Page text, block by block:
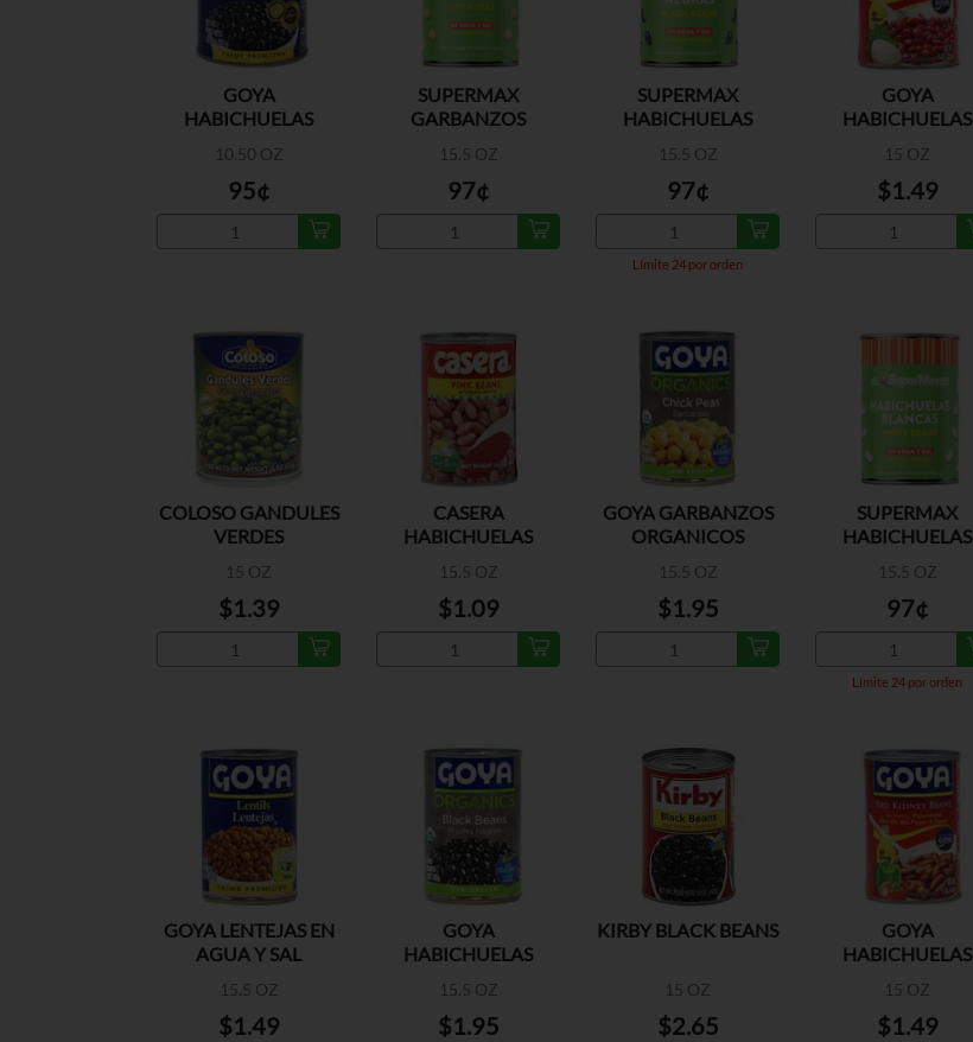
GOYA
HABICHUELAS
SAL
10.50 OZ
95¢
SUPERMAX
GARBANZOS
15.5 OZ
97¢
SUPERMAX
HABICHUELAS
15.5 OZ
Límite 24 por orden
97¢
GOYA
HABICHUELAS
15 OZ
$1.49
COLOSO GANDULES
VERDES
15 OZ
$1.39
CASERA
HABICHUELAS
15.5 OZ
$1.09
GOYA GARBANZOS
ORGANICOS
15.5 OZ
$1.95
SUPERMAX
HABICHUELAS
15.5 OZ
Límite 24 por orden
97¢
GOYA LENTEJAS EN
AGUA Y SAL
15.5 OZ
$1.49
GOYA
HABICHUELAS
ORGANICAS
15.5 OZ
$1.95
KIRBY BLACK BEANS
15 OZ
$2.65
GOYA
HABICHUELAS
GUISADAS
15 OZ
$1.49